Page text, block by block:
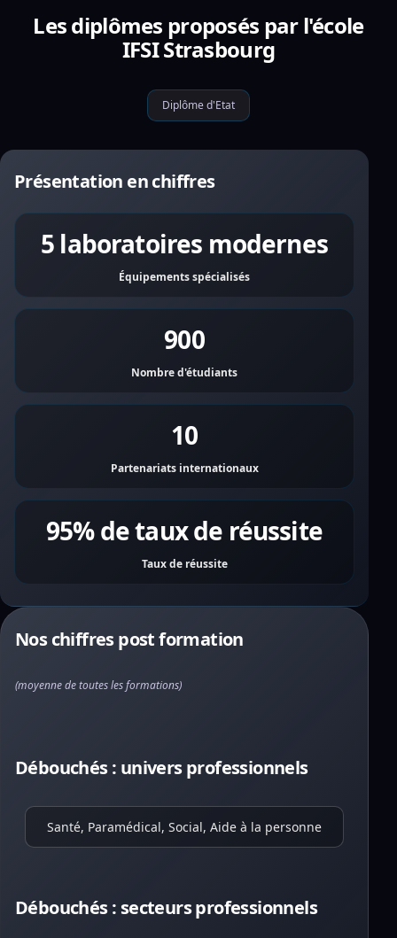
Les diplômes proposés par l'école
IFSI Strasbourg
Diplôme d'Etat
Présentation en chiffres
5 laboratoires modernes
Équipements spécialisés
900
Nombre d'étudiants
10
Partenariats internationaux
95% de taux de réussite
Taux de réussite
Nos chiffres post formation
(moyenne de toutes les formations)
Débouchés : univers professionnels
Santé, Paramédical, Social, Aide à la personne
Débouchés : secteurs professionnels